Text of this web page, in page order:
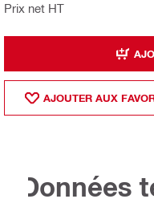
Prix net HT
AJOUTER AUX
Données